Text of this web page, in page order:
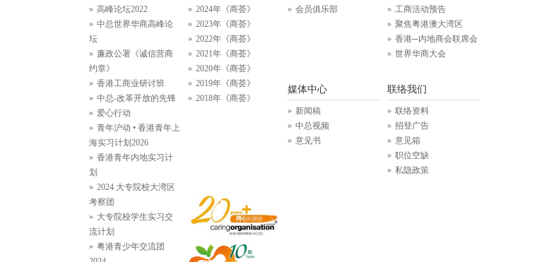
高峰论坛2022
中总世界华商高峰论
坛
廉政公署《诚信营商
约章》
香港工商业研讨班
中总-改革开放的先锋
爱心行动
青年沪动 • 香港青年上
海实习计划2026
香港青年内地实习计
划
2024 大专院校大湾区
考察团
大专院校学生实习交
流计划
粤港青少年交流团
2024年《商荟》
2023年《商荟》
2022年《商荟》
2021年《商荟》
2020年《商荟》
2019年《商荟》
2018年《商荟》
会员俱乐部
工商活动预告
聚焦粤港澳大湾区
香港─内地商会联席会
世界华商大会
媒体中心
新闻稿
中总视频
意见书
联络我们
联络资料
招登广告
意见箱
职位空缺
私隐政策